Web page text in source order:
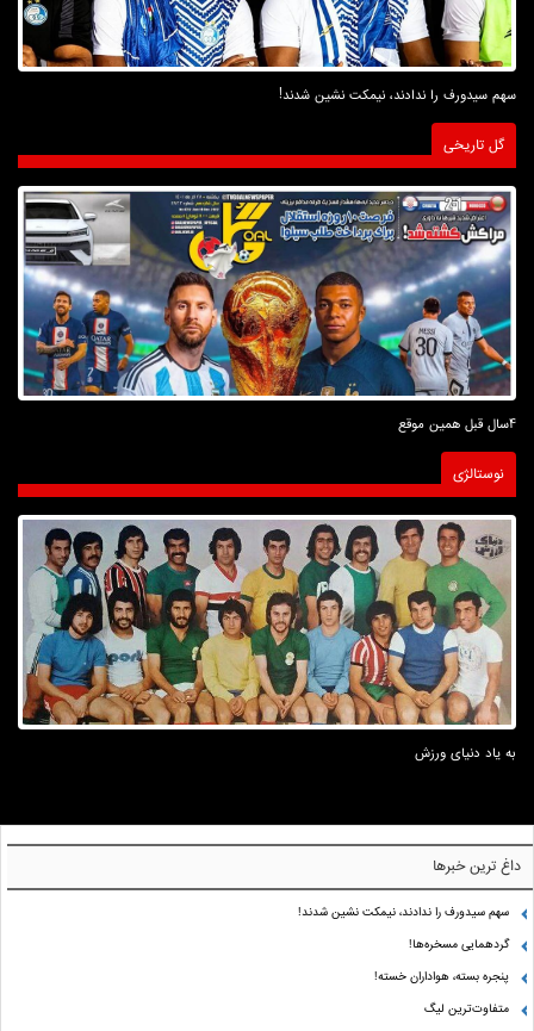
سهم سیدورف را ندادند، نیمکت نشین شدند!
گل تاریخی
4سال قبل همین موقع
نوستالژی
به یاد دنیای ورزش
داغ ترین خبرها
سهم سیدورف را ندادند، نیمکت نشین شدند!
گردهمایی مسخره‌ها!
پنجره بسته، هواداران خسته!
متفاوت‌ترین لیگ